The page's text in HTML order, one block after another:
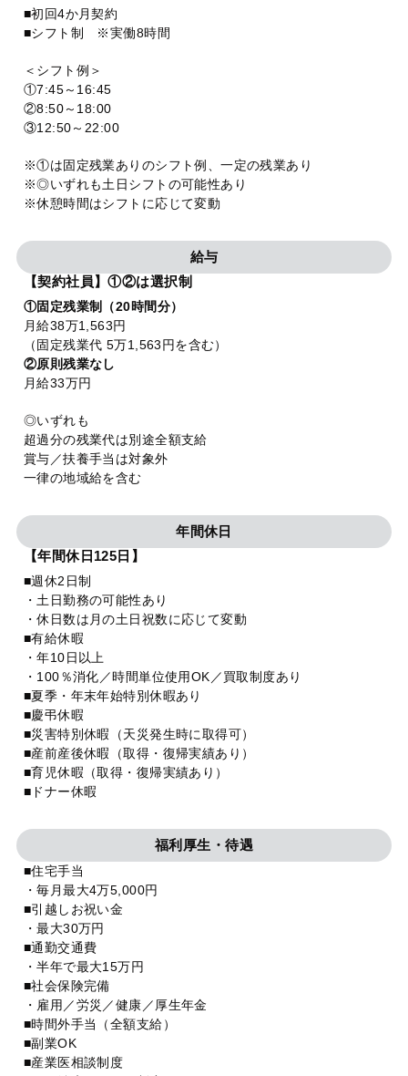
■初回4か月契約
■シフト制 ※実働8時間
＜シフト例＞
①7:45～16:45
②8:50～18:00
③12:50～22:00
※①は固定残業ありのシフト例、一定の残業あり
※◎いずれも土日シフトの可能性あり
※休憩時間はシフトに応じて変動
給与
【契約社員】①②は選択制
①固定残業制（20時間分）
月給38万1,563円
（固定残業代 5万1,563円を含む）
②原則残業なし
月給33万円
◎いずれも
超過分の残業代は別途全額支給
賞与／扶養手当は対象外
一律の地域給を含む
年間休日
【年間休日125日】
■週休2日制
・土日勤務の可能性あり
・休日数は月の土日祝数に応じて変動
■有給休暇
・年10日以上
・100％消化／時間単位使用OK／買取制度あり
■夏季・年末年始特別休暇あり
■慶弔休暇
■災害特別休暇（天災発生時に取得可）
■産前産後休暇（取得・復帰実績あり）
■育児休暇（取得・復帰実績あり）
■ドナー休暇
福利厚生・待遇
■住宅手当
・毎月最大4万5,000円
■引越しお祝い金
・最大30万円
■通勤交通費
・半年で最大15万円
■社会保険完備
・雇用／労災／健康／厚生年金
■時間外手当（全額支給）
■副業OK
■産業医相談制度